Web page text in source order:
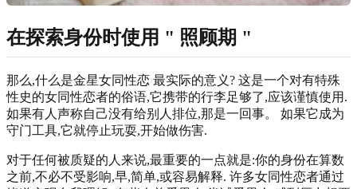
在探索身份时使用 " 照顾期 "
那么,什么是金星女同性恋 最实际的意义? 这是一个对有特殊
性史的女同性恋者的俗语,它携带的行李足够了,应该谨慎使用.
如果有人声称自己没有给别人排位,那是一回事。 如果它成为
守门工具,它就停止玩耍,开始做伤害.
对于任何被质疑的人来说,最重要的一点就是:你的身份在算数
之前,不必不受影响,早,简单,或容易解释. 许多女同性恋者通过